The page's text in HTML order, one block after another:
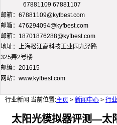
67881109 67881107
邮箱：67881109@kyfbest.com
邮箱：476294094@kyfbest.com
邮箱：18701876288@kyfbest.com
地址：上海松江高科技工业园九泾路
325弄2号楼
邮编：201615
网站：www.kyfbest.com
行业新闻 当前位置:主页 > 新闻中心 > 行
太阳光模拟器评测—太